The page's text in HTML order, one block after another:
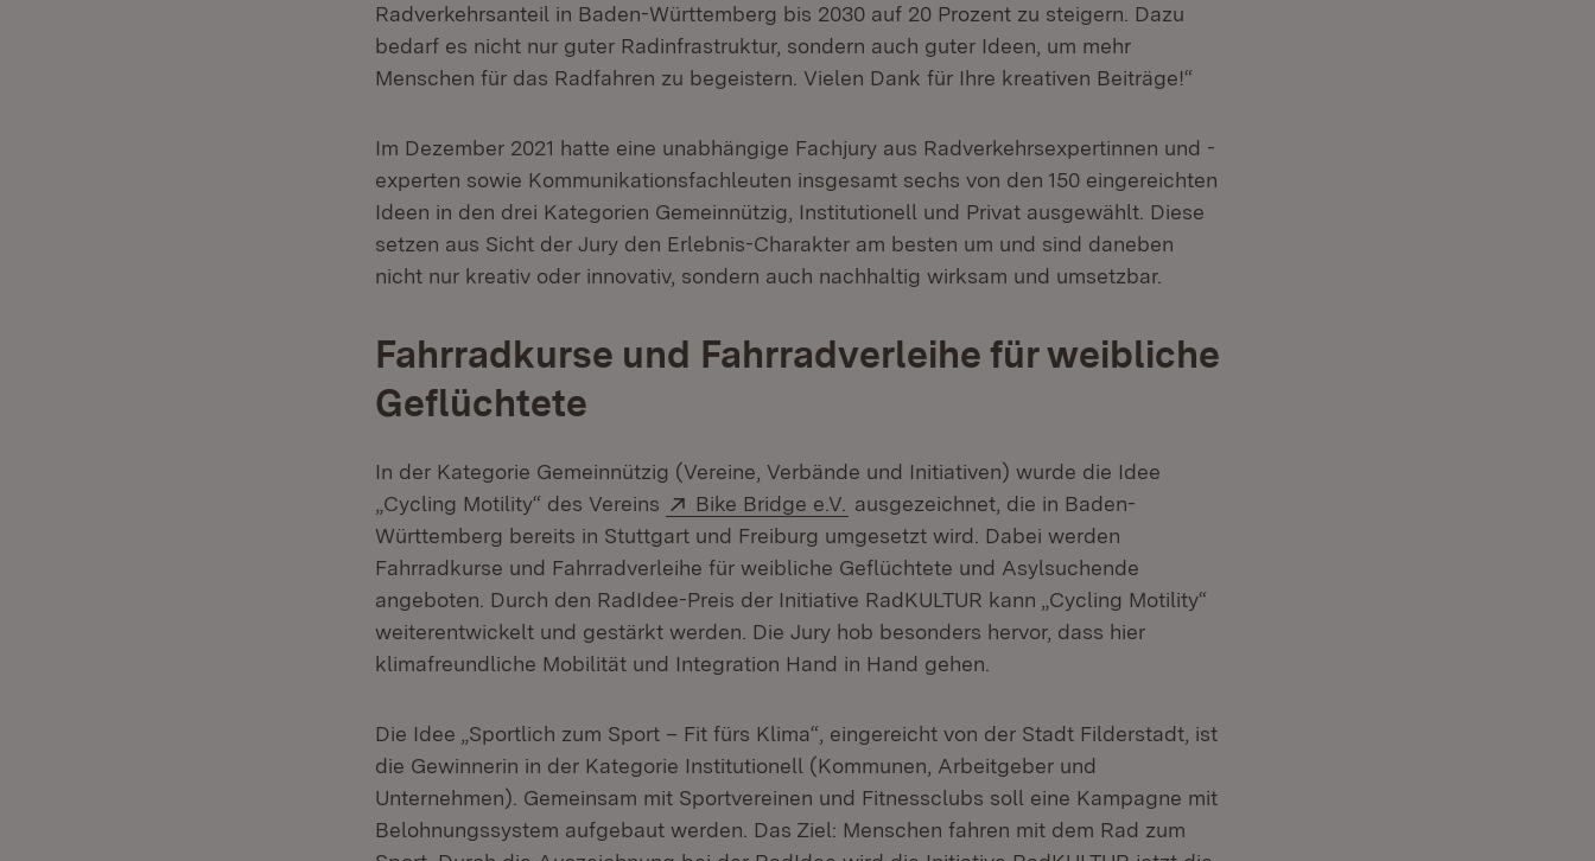
Radverkehrsanteil in Baden-Württemberg bis 2030 auf 20 Prozent zu steigern. Dazu
bedarf es nicht nur guter Radinfrastruktur, sondern auch guter Ideen, um mehr
Menschen für das Radfahren zu begeistern. Vielen Dank für Ihre kreativen Beiträge!“
Im Dezember 2021 hatte eine unabhängige Fachjury aus Radverkehrsexpertinnen und -
experten sowie Kommunikationsfachleuten insgesamt sechs von den 150 eingereichten
Ideen in den drei Kategorien Gemeinnützig, Institutionell und Privat ausgewählt. Diese
setzen aus Sicht der Jury den Erlebnis-Charakter am besten um und sind daneben
nicht nur kreativ oder innovativ, sondern auch nachhaltig wirksam und umsetzbar.
Fahrradkurse und Fahrradverleihe für weibliche
Geflüchtete
In der Kategorie Gemeinnützig (Vereine, Verbände und Initiativen) wurde die Idee
„Cycling Motility“ des Vereins
Extern:
Bike Bridge e.V. (Öffnet in neuem Fenster)
ausgezeichnet, die in Baden-
Württemberg bereits in Stuttgart und Freiburg umgesetzt wird. Dabei werden
Fahrradkurse und Fahrradverleihe für weibliche Geflüchtete und Asylsuchende
angeboten. Durch den RadIdee-Preis der Initiative RadKULTUR kann „Cycling Motility“
weiterentwickelt und gestärkt werden. Die Jury hob besonders hervor, dass hier
klimafreundliche Mobilität und Integration Hand in Hand gehen.
Die Idee „Sportlich zum Sport – Fit fürs Klima“, eingereicht von der Stadt Filderstadt, ist
die Gewinnerin in der Kategorie Institutionell (Kommunen, Arbeitgeber und
Unternehmen). Gemeinsam mit Sportvereinen und Fitnessclubs soll eine Kampagne mit
Belohnungssystem aufgebaut werden. Das Ziel: Menschen fahren mit dem Rad zum